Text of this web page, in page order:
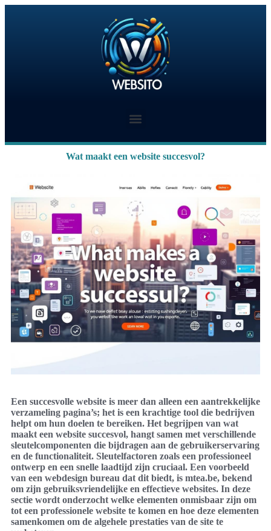
Wat maakt een website succesvol?
Een succesvolle website is meer dan alleen een aantrekkelijke
verzameling pagina’s; het is een krachtige tool die bedrijven
helpt om hun doelen te bereiken. Het begrijpen van wat
maakt een website succesvol, hangt samen met verschillende
sleutelcomponenten die bijdragen aan de gebruikerservaring
en de functionaliteit. Sleutelfactoren zoals een professioneel
ontwerp en een snelle laadtijd zijn cruciaal. Een voorbeeld
van een webdesign bureau dat dit biedt, is mtea.be, bekend
om zijn gebruiksvriendelijke en effectieve websites. In deze
sectie wordt onderzocht welke elementen onmisbaar zijn om
tot een professionele website te komen en hoe deze elementen
samenkomen om de algehele prestaties van de site te